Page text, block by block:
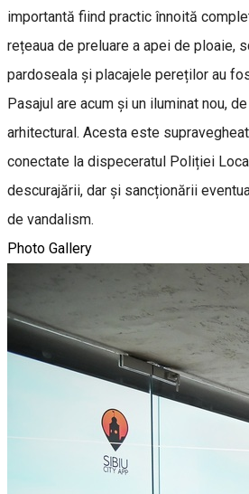
importantă fiind practic înnoită
rețeaua de preluare a apei de ploaie,
pardoseala și placajele pereților au
Pasajul are acum și un iluminat nou,
arhitectural. Acesta este
conectate la dispeceratul Poliției
descurajării, dar și sancționării
de vandalism.
Photo Gallery